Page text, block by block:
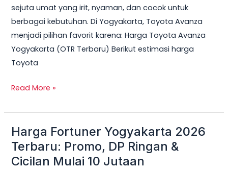
sejuta umat yang irit, nyaman, dan cocok untuk
berbagai kebutuhan. Di Yogyakarta, Toyota Avanza
menjadi pilihan favorit karena: Harga Toyota Avanza
Yogyakarta (OTR Terbaru) Berikut estimasi harga
Toyota
Read More »
Harga Fortuner Yogyakarta 2026
Terbaru: Promo, DP Ringan &
Cicilan Mulai 10 Jutaan
Harga
Fortuner
Yogyakarta